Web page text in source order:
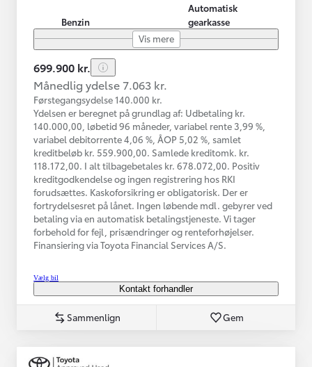
Benzin
Automatisk
gearkasse
Vis mere
699.900 kr.
Månedlig ydelse 7.063 kr.
Førstegangsydelse 140.000 kr.
Ydelsen er beregnet på grundlag af: Udbetaling kr.
140.000,00, løbetid 96 måneder, variabel rente 3,99 %,
variabel debitorrente 4,06 %, ÅOP 5,02 %, samlet
kreditbeløb kr. 559.900,00. Samlede kreditomk. kr.
118.172,00. I alt tilbagebetales kr. 678.072,00. Positiv
kreditgodkendelse og ingen registrering hos RKI
forudsættes. Kaskoforsikring er obligatorisk. Der er
fortrydelsesret på lånet. Ingen løbende mdl. gebyrer ved
betaling via en automatisk betalingstjeneste. Vi tager
forbehold for fejl, prisændringer og renteforhøjelser.
Finansiering via Toyota Financial Services A/S.
Vælg bil
Kontakt forhandler
Sammenlign Gem